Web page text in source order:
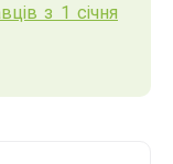
з 1 січня